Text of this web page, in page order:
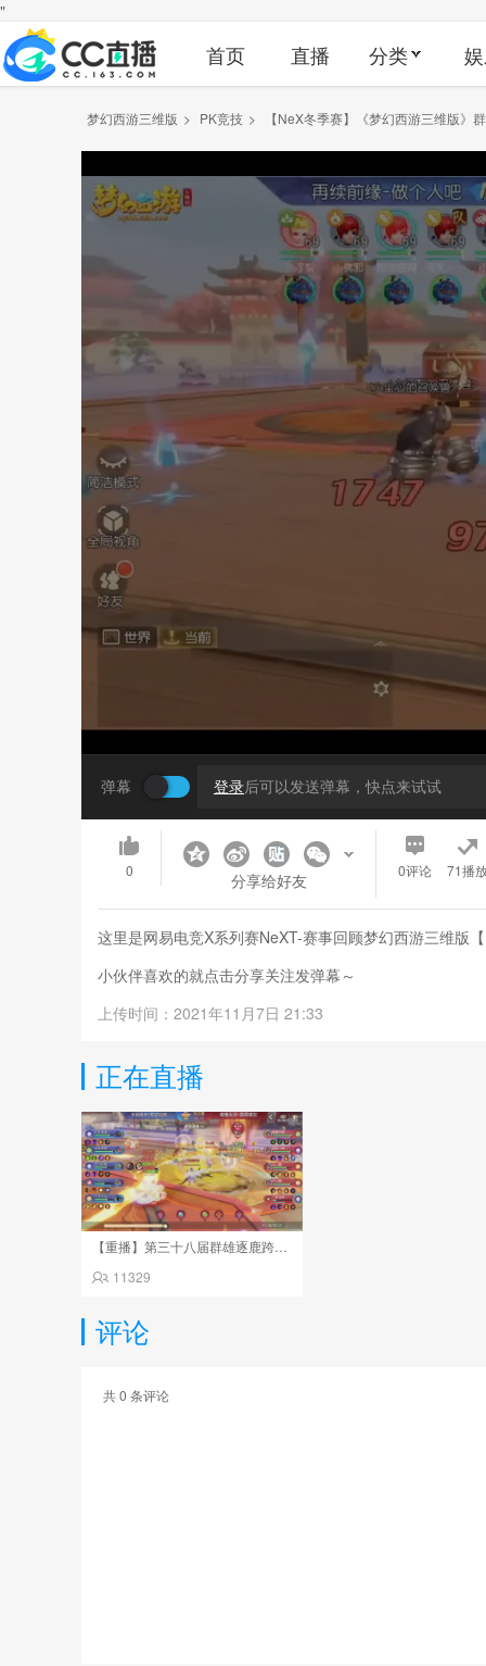
"
首页 直播 分类
梦幻西游三维版 > PK竞技 > 【NeX冬季赛】《梦幻西游三维版》
弹幕 登录后可以发送弹幕，快点来试试
0 分享给好友 0评论 71播
这里是网易电竞X系列赛NeXT-赛事回顾梦幻西游三维版
小伙伴喜欢的就点击分享关注发弹幕～
上传时间：2021年11月7日 21:33
正在直播
11329
评论
共0 条评论